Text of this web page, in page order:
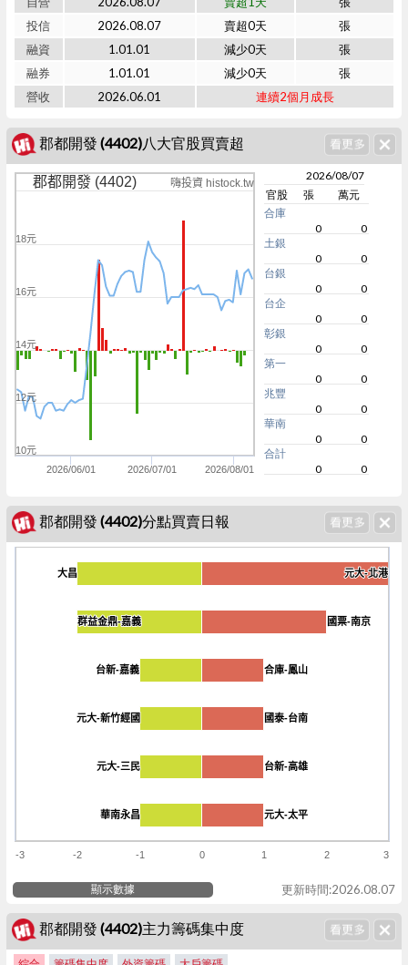
投信
2026.08.07 賣超0天
張
融資
1.01.01 減少0天
張
融券
1.01.01 減少0天
張
營收
2026.06.01 連續2個月成長
郡都開發 (4402)八大官股買賣超
郡都開發 (4402) 嗨投資 histock.tw
2026/06/01 2026/07/01 2026/08/01
10元
12元
14元
16元
18元
-240
2026/08/07
官股
張
萬元
合庫
0
0
土銀
0
0
台銀
0
0
台企
0
0
彰銀
0
0
第一
0
0
兆豐
0
0
華南
0
0
合計
0
0
郡都開發 (4402)分點買賣日報
元大-北港
元大-北港
國票-南京
國票-南京
合庫-鳳山
合庫-鳳山
國泰-台南
國泰-台南
台新-高雄
台新-高雄
元大-太平
元大-太平
大昌
大昌
群益金鼎-嘉義
群益金鼎-嘉義
台新-嘉義
台新-嘉義
元大-新竹經國
元大-新竹經國
元大-三民
元大-三民
華南永昌
華南永昌
-3 -2 -1 0 1 2 3
顯示數據 更新時間:2026.08.07
郡都開發 (4402)主力籌碼集中度